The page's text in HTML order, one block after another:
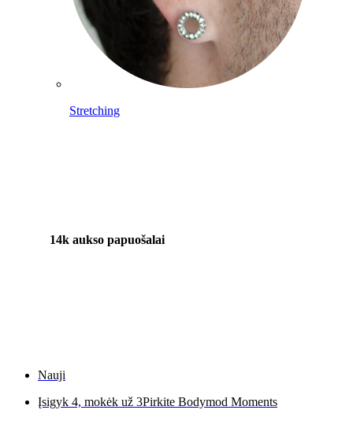
Stretching
14k aukso papuošalai
Nauji
Įsigyk 4, mokėk už 3Pirkite Bodymod Moments